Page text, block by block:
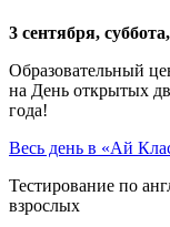
3 сентября,
Oбразовательный
на День открытых
года!
Весь день в «Ай
Тестирование по
взрослых